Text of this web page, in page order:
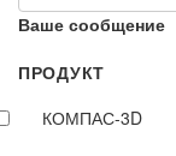
Ваше сообщение
ПРОДУКТ
КОМПАС-3D